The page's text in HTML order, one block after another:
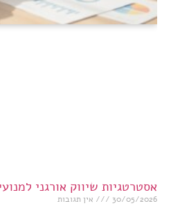
אסטרטגיות שיווק אורגני
30/05/2026 אין תגובות